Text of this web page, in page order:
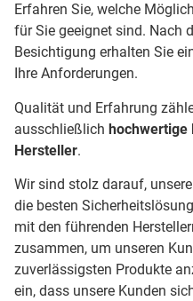
Erfahren Sie, welche
für Sie geeignet sind. Nach
Besichtigung erhalten Sie
Ihre Anforderungen.
Qualität und Erfahrung
ausschließlich hochwertige
Hersteller.
Wir sind stolz darauf,
die besten
mit den führenden
zusammen, um unseren
zuverlässigsten Produkte
ein, dass unsere Kunden